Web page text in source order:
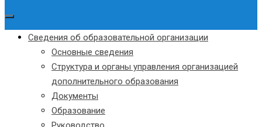
Сведения об образовательной организации
Основные сведения
Структура и органы управления организацией
дополнительного образования
Документы
Образование